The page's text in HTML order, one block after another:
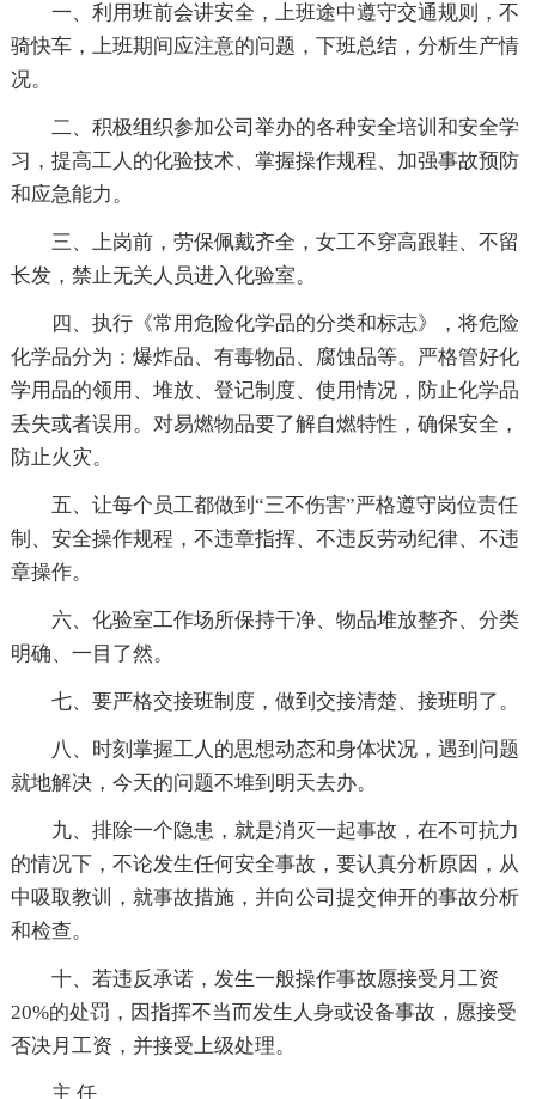
一、利用班前会讲安全，上班途中遵守交通规则，不
骑快车，上班期间应注意的问题，下班总结，分析生产情
况。
二、积极组织参加公司举办的各种安全培训和安全学
习，提高工人的化验技术、掌握操作规程、加强事故预防
和应急能力。
三、上岗前，劳保佩戴齐全，女工不穿高跟鞋、不留
长发，禁止无关人员进入化验室。
四、执行《常用危险化学品的分类和标志》，将危险
化学品分为：爆炸品、有毒物品、腐蚀品等。严格管好化
学用品的领用、堆放、登记制度、使用情况，防止化学品
丢失或者误用。对易燃物品要了解自燃特性，确保安全，
防止火灾。
五、让每个员工都做到“三不伤害”严格遵守岗位责任
制、安全操作规程，不违章指挥、不违反劳动纪律、不违
章操作。
六、化验室工作场所保持干净、物品堆放整齐、分类
明确、一目了然。
七、要严格交接班制度，做到交接清楚、接班明了。
八、时刻掌握工人的思想动态和身体状况，遇到问题
就地解决，今天的问题不堆到明天去办。
九、排除一个隐患，就是消灭一起事故，在不可抗力
的情况下，不论发生任何安全事故，要认真分析原因，从
中吸取教训，就事故措施，并向公司提交伸开的事故分析
和检查。
十、若违反承诺，发生一般操作事故愿接受月工资
20%的处罚，因指挥不当而发生人身或设备事故，愿接受
否决月工资，并接受上级处理。
主 任_____________